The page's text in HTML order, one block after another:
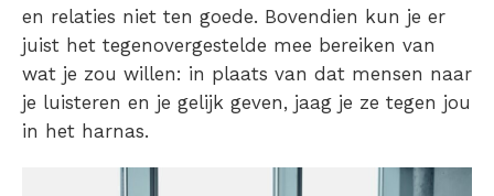
en relaties niet ten goede. Bovendien kun je er
juist het tegenovergestelde mee bereiken van
wat je zou willen: in plaats van dat mensen naar
je luisteren en je gelijk geven, jaag je ze tegen jou
in het harnas.